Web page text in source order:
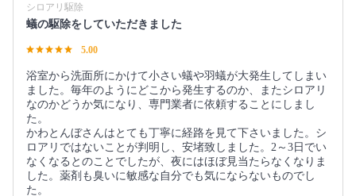
シロアリ駆除
蟻の駆除をしていただきました
5.00
浴室から洗面所にかけて小さい蟻や羽蟻が大発生してしまい
ました。毎年のようにどこから発生するのか、またシロアリ
なのかどうか気になり、専門業者に依頼することにしまし
た。
かわとんぼさんはとても丁寧に経路を見て下さいました。シ
ロアリではないことが判明し、安堵致しました。2～3日でい
なくなるとのことでしたが、夜にはほぼ見当たらなくなりま
した。薬剤も臭いに敏感な自分でも気にならないものでし
た。